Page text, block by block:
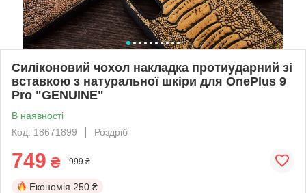
Силіконовий чохол накладка протиударний зі
вставкою з натуральної шкіри для OnePlus 9
Pro "GENUINE"
В наявності
Код: 18671899
Роздріб
749 ₴ 999 ₴
Економія 250 ₴